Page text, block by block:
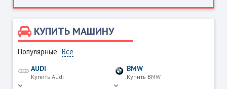
КУПИТЬ МАШИНУ
Популярные Все
AUDI
Купить Audi
BMW
Купить BMW